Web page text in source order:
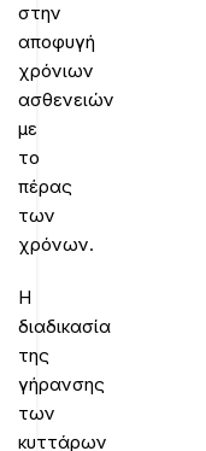
στην
αποφυγή
χρόνιων
ασθενειών
με
το
πέρας
των
χρόνων.
Η
διαδικασία
της
γήρανσης
των
κυττάρων